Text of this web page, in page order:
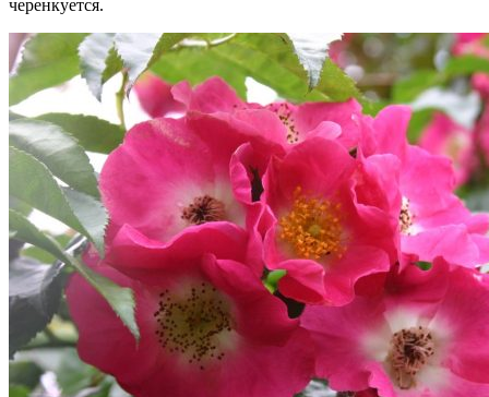
черенкуется.